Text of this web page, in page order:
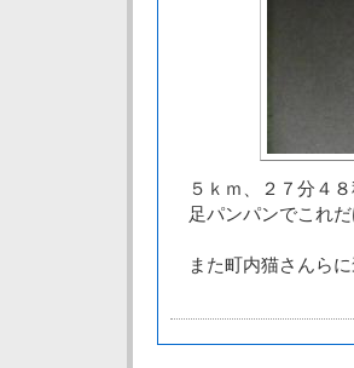
５ｋｍ、２７分４８
足パンパンでこれだ
また町内猫さんらに